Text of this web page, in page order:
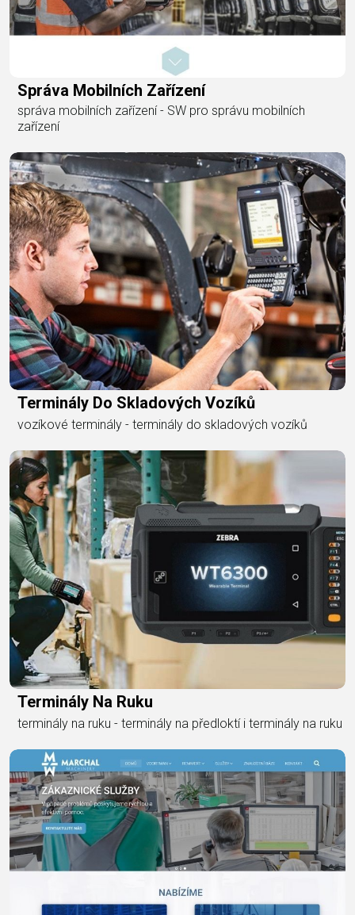
Správa Mobilních Zařízení
správa mobilních zařízení - SW pro správu mobilních
zařízení
Terminály Do Skladových Vozíků
vozíkové terminály - terminály do skladových vozíků
Terminály Na Ruku
terminály na ruku - terminály na předloktí i terminály na ruku